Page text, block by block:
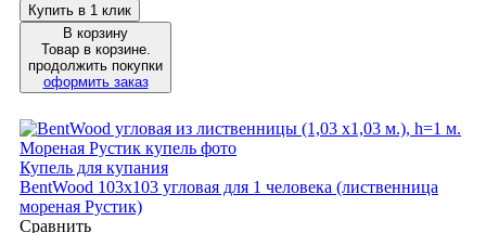
Купить в 1 клик
В корзину
Товар в корзине.
продолжить покупки
оформить заказ
Купель для купания
BentWood 103х103 угловая для 1 человека (лиственница
мореная Рустик)
Сравнить